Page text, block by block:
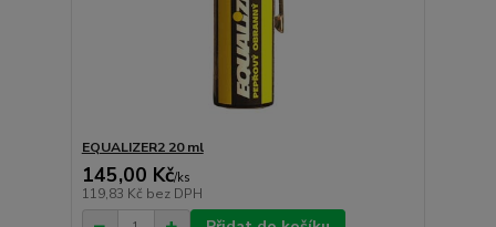
EQUALIZER2 20 ml
145,00 Kč/ks
119,83 Kč bez DPH